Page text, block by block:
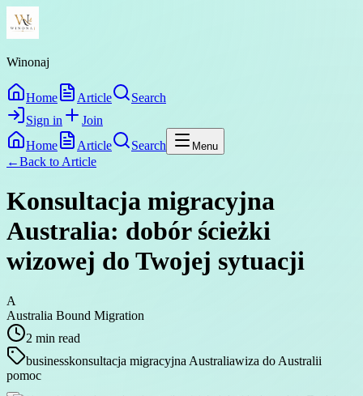
Winonaj
Home Article
Search
Sign in
Join
Home
Article Search Menu
←Back to Article
Konsultacja migracyjna
Australia: dobór ścieżki
wizowej do Twojej sytuacji
A
Australia Bound Migration
2 min read
businesskonsultacja migracyjna Australiawiza do Australii
pomoc